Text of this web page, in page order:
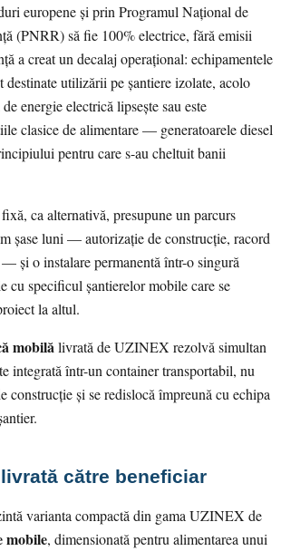
europene și prin Programul Național de
(PNRR) să fie 100% electrice, fără emisii
a creat un decalaj operațional: echipamentele
utilizării pe șantiere izolate, acolo
energie electrică lipsește sau este
clasice de alimentare — generatoarele diesel
pentru care s-au cheltuit banii
ca alternativă, presupune un parcurs
șase luni — autorizație de construcție, racord
și o instalare permanentă într-o singură
cu specificul șantierelor mobile care se
la altul.
mobilălivrată de UZINEX rezolvă simultan
integrată într-un container transportabil, nu
construcție și se redislocă împreună cu echipa
către beneficiar
varianta compactă din gama UZINEX de
mobile, dimensionată pentru alimentarea unui